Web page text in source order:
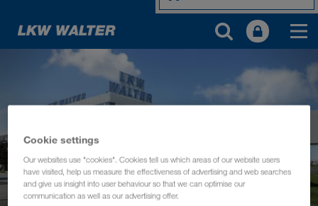
Cookie settings
Our websites use "cookies". Cookies tell us which areas of our website users
have visited, help us measure the effectiveness of advertising and web searches
and give us insight into user behaviour so that we can optimise our
communication as well as our advertising offer.